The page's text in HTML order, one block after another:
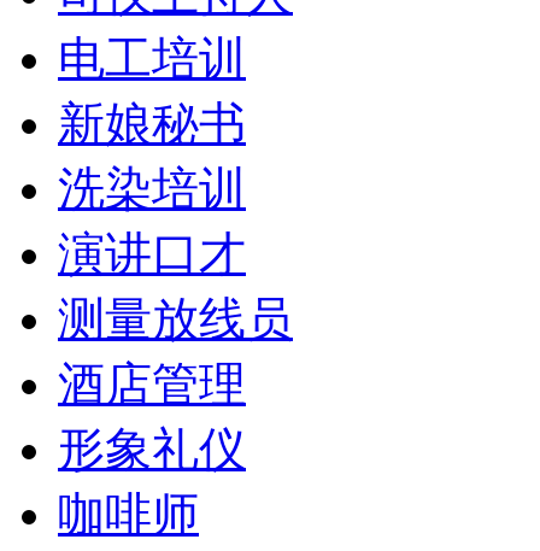
电工培训
新娘秘书
洗染培训
演讲口才
测量放线员
酒店管理
形象礼仪
咖啡师